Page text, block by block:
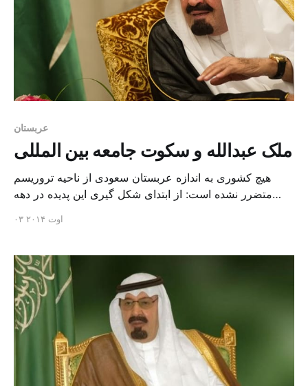
عربستان
ملک عبدالله و سکوت جامعه بین المللی
هیچ کشوری به اندازه عربستان سعودی از ناحیه تروریسم
متضرر نشده است: از ابتدای شکل گیری این پدیده در دهه
زمانی که در نهایت ریاض موفق شد گروه های تروریستی
۰۳ اوت ۲۰۱۴